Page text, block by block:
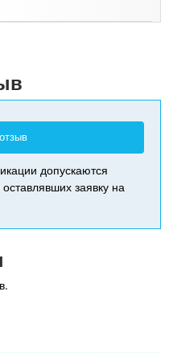
допускаются
заявку на